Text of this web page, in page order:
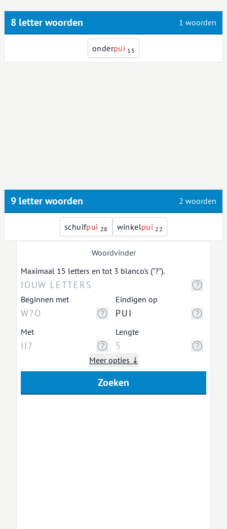
8 letter woorden 1 woorden
onderpui 15
9 letter woorden 2 woorden
schuifpui 28 winkelpui 22
Woordvinder
Maximaal 15 letters en tot 3 blanco's ("?").
Beginnen met Eindigen op
Met Lengte
Meer opties ↓
Zoeken